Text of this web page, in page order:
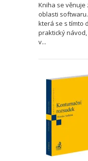
Kniha se
oblasti
která se s tímto
praktický
v...